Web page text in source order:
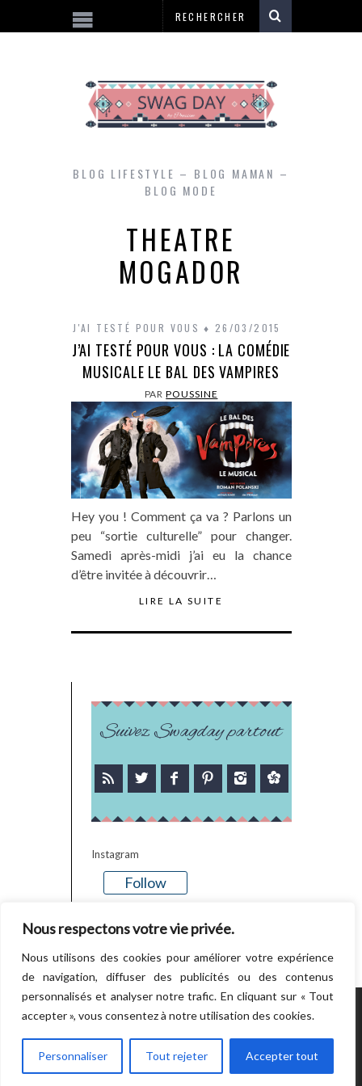
Nous respectons votre vie privée.
Nous utilisons des cookies pour améliorer votre expérience
de navigation, diffuser des publicités ou des contenus
personnalisés et analyser notre trafic. En cliquant sur « Tout
accepter », vous consentez à notre utilisation des cookies.
Personnaliser Tout rejeter Accepter tout
BLOG LIFESTYLE – BLOG MAMAN –
BLOG MODE
THEATRE
MOGADOR
J'AI TESTÉ POUR VOUS 26/03/2015
J’AI TESTÉ POUR VOUS : LA COMÉDIE
MUSICALE LE BAL DES VAMPIRES
PARPOUSSINE
Hey you ! Comment ça va ? Parlons un
peu “sortie culturelle” pour changer.
Samedi après-midi j’ai eu la chance
d’être invitée à découvrir…
LIRE LA SUITE
Suivez Swagday partout
Instagram
Follow
POWERED BY WORDPRESS.CREATED BY
THEMESINDEP
RETOUR EN HAUT